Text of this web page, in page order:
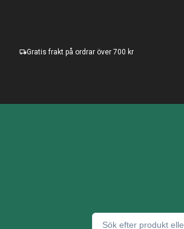
Gratis frakt på ordrar över 700 kr